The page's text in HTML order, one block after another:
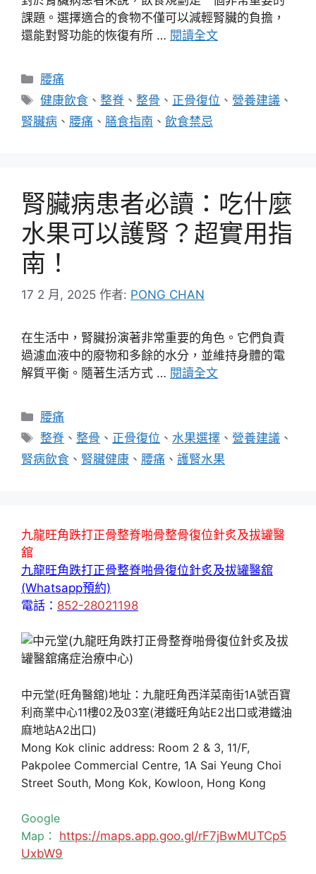
課題。選擇適合的食物不僅可以減輕腎臟的負擔，
還能對腎功能的恢復有所 … 閱讀全文
分
類
腰痛
標
籤
健康飲食 、整脊 、整骨 、 正骨復位 、 營養建議 、
腎臟病 、 腰痛 、 膳食指南 、 飲食禁忌
腎臟病患者必讀：吃什麼
水果可以護腎？超實用指
南！
17 2 月, 2025 作者: PONG CHAN
在生活中，腎臟扮演著非常重要的角色。它們負責
過濾血液中的廢物和多餘的水分，並維持身體的電
解質平衡。隨著生活方式 … 閱讀全文
分
類
腰痛
標
籤
整脊 、整骨 、 正骨復位 、 水果選擇 、 營養建議 、
腎病飲食 、 腎臟健康 、 腰痛 、 護腎水果
九龍旺角跌打正骨整脊啪骨整骨復位針炙及拔罐醫
舘
九龍旺角跌打正骨整脊啪骨復位針炙及拔罐醫舘
(Whatsapp預約)
電話： 852-28021198
中元堂(旺角醫舘)地址：九龍旺角西洋菜南街1A號百寶
利商業中心11樓02及03室(港鐵旺角站E2出口或港鐵油
麻地站A2出口)
Mong Kok clinic address: Room 2 & 3, 11/F,
Pakpolee Commercial Centre, 1A Sai Yeung Choi
Street South, Mong Kok, Kowloon, Hong Kong
Google
Map： https://maps.app.goo.gl/rF7jBwMUTCp5
UxbW9